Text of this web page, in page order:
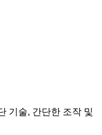
기술, 간단한 조작 및